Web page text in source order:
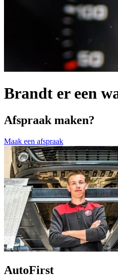
Brandt er een
Afspraak maken?
Maak een afspraak
AutoFirst